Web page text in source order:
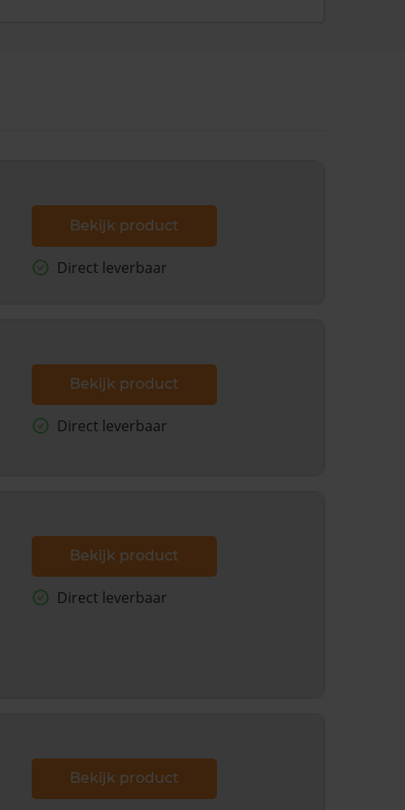
Bekijk product
Direct leverbaar
Bekijk product
Direct leverbaar
Bekijk product
Direct leverbaar
Bekijk product